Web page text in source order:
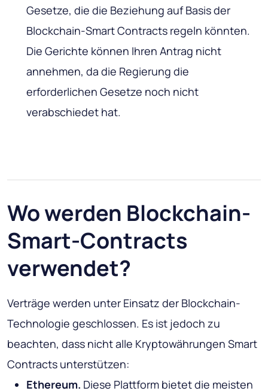
Gesetze, die die Beziehung auf Basis der
Blockchain-Smart Contracts regeln könnten.
Die Gerichte können Ihren Antrag nicht
annehmen, da die Regierung die
erforderlichen Gesetze noch nicht
verabschiedet hat.
Wo werden Blockchain-
Smart-Contracts
verwendet?
Verträge werden unter Einsatz der Blockchain-
Technologie geschlossen. Es ist jedoch zu
beachten, dass nicht alle Kryptowährungen Smart
Contracts unterstützen:
Ethereum. Diese Plattform bietet die meisten